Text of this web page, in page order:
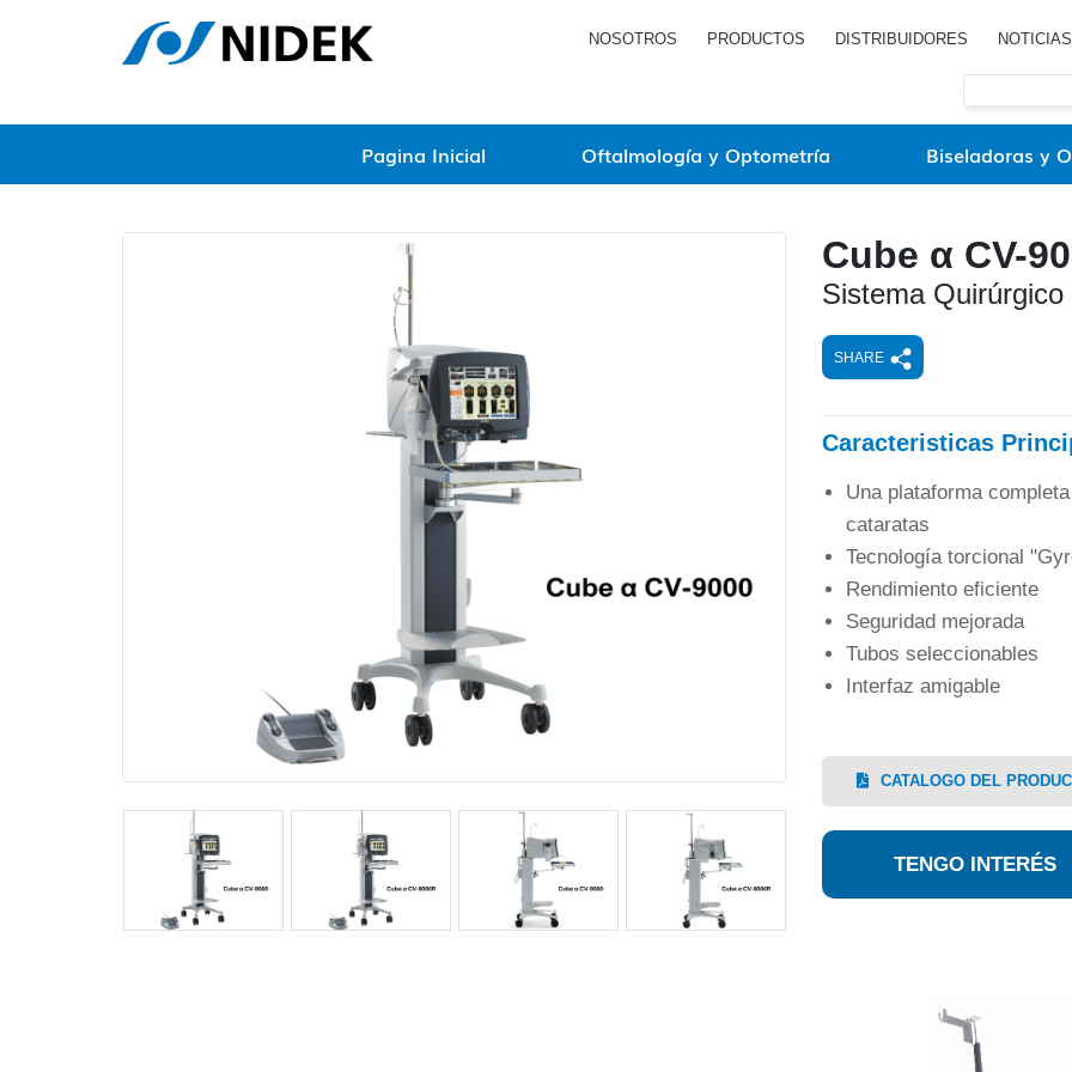
NOSOTROS PRODUCTOS DISTRIBUIDORES NOTICIAS
Pagina Inicial Oftalmología y Optometría Biseladoras y
Cube α CV-
Sistema
SHARE
Caracteristicas
Una plataforma
cataratas
Tecnología torcional
Rendimiento eficiente
Seguridad mejorada
Tubos seleccionables
Interfaz amigable
CATALOGO DEL
TENGO INTERÉS